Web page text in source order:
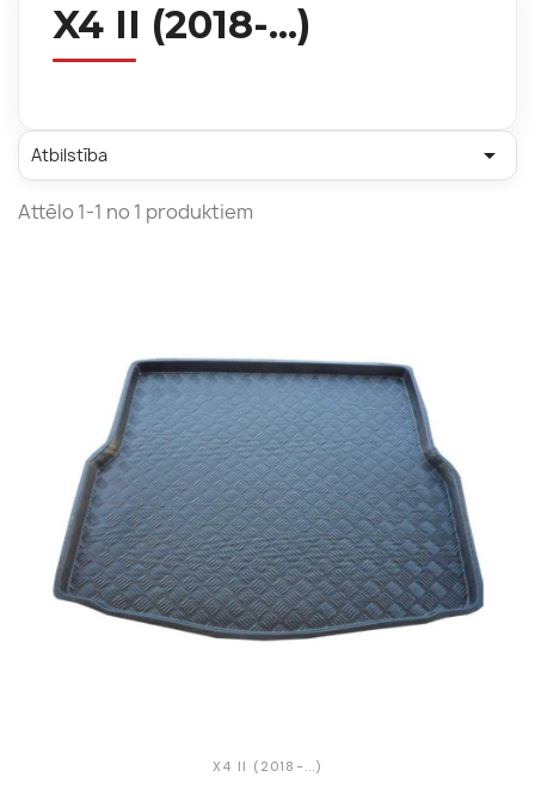
X4 II (2018-...)
Atbilstība 
Attēlo 1-1 no 1 produktiem
X4 II (2018-...)